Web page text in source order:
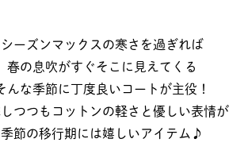
シーズンマックスの寒さを過ぎれば
春の息吹がすぐそこに見えてくる
んな季節に丁度良いコートが主役！
つつもコットンの軽さと優しい表情が
季節の移行期には嬉しいアイテム♪